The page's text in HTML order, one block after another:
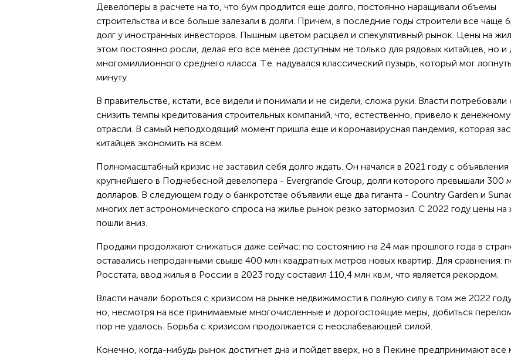
Девелоперы в расчете на то, что бум продлится еще долго, постоянно наращивали объемы
строительства и все больше залезали в долги. Причем, в последние годы строители все чаще
долг у иностранных инвесторов. Пышным цветом расцвел и спекулятивный рынок. Цены на
этом постоянно росли, делая его все менее доступным не только для рядовых китайцев, но и
многомиллионного среднего класса. Т.е. надувался классический пузырь, который мог
минуту.
В правительстве, кстати, все видели и понимали и не сидели, сложа руки. Власти потребовали
снизить темпы кредитования строительных компаний, что, естественно, привело к денежному
отрасли. В самый неподходящий момент пришла еще и коронавирусная пандемия, которая
китайцев экономить на всем.
Полномасштабный кризис не заставил себя долго ждать. Он начался в 2021 году с
крупнейшего в Поднебесной девелопера - Evergrande Group, долги которого превышали 300
долларов. В следующем году о банкротстве объявили еще два гиганта - Country Garden и
многих лет астрономического спроса на жилье рынок резко затормозил. С 2022 году цены на
пошли вниз.
Продажи продолжают снижаться даже сейчас: по состоянию на 24 мая прошлого года в
оставались непроданными свыше 400 млн квадратных метров новых квартир. Для сравнения:
Росстата, ввод жилья в России в 2023 году составил 110,4 млн кв.м, что является рекордом.
Власти начали бороться с кризисом на рынке недвижимости в полную силу в том же 2022
но, несмотря на все принимаемые многочисленные и дорогостоящие меры, добиться
пор не удалось. Борьба с кризисом продолжается с неослабевающей силой.
Конечно, когда-нибудь рынок достигнет дна и пойдет вверх, но в Пекине предпринимают все